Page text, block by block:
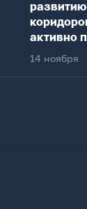
активно
14 ноября